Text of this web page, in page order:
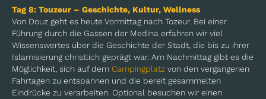
Tag 8: Touzeur – Geschichte, Kultur, Wellness
Von Douz geht es heute Vormittag nach Tozeur. Bei einer
Führung durch die Gassen der Medina erfahren wir viel
Wissenswertes über die Geschichte der Stadt, die bis zu ihrer
Islamisierung christlich geprägt war. Am Nachmittag gibt es die
Möglichkeit, sich auf dem Campingplatz von den vergangenen
Fahrtagen zu entspannen und die bereit gesammelten
Eindrücke zu verarbeiten. Optional besuchen wir einen